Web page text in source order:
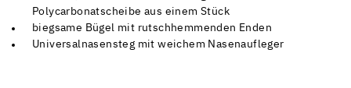
Polycarbonatscheibe aus einem Stück
biegsame Bügel mit rutschhemmenden Enden
Universalnasensteg mit weichem Nasenaufleger